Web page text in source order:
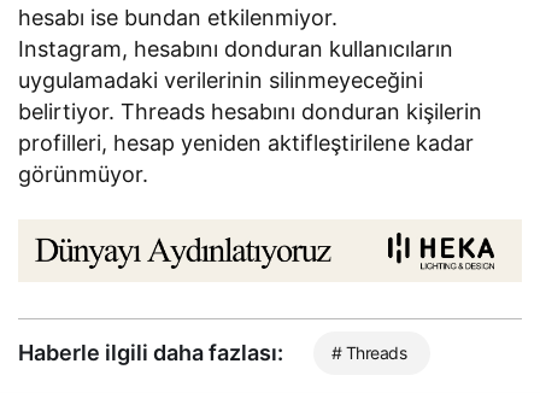
hesabı ise bundan etkilenmiyor.
Instagram, hesabını donduran kullanıcıların
uygulamadaki verilerinin silinmeyeceğini
belirtiyor. Threads hesabını donduran kişilerin
profilleri, hesap yeniden aktifleştirilene kadar
görünmüyor.
Haberle ilgili daha fazlası: # Threads